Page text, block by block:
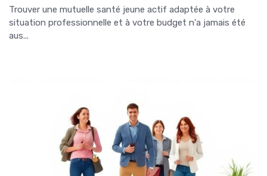
Trouver une mutuelle santé jeune actif adaptée à votre
situation professionnelle et à votre budget n'a jamais été
aus...